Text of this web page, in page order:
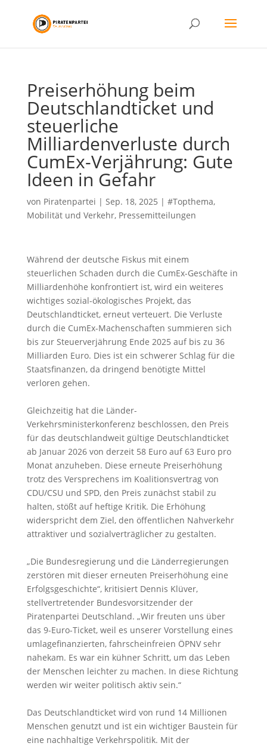
Preiserhöhung beim
Deutschlandticket und
steuerliche
Milliardenverluste durch
CumEx-Verjährung: Gute
Ideen in Gefahr
von Piratenpartei | Sep. 18, 2025 | #Topthema,
Mobilität und Verkehr, Pressemitteilungen
Während der deutsche Fiskus mit einem
steuerlichen Schaden durch die CumEx-Geschäfte in
Milliardenhöhe konfrontiert ist, wird ein weiteres
wichtiges sozial-ökologisches Projekt, das
Deutschlandticket, erneut verteuert. Die Verluste
durch die CumEx-Machenschaften summieren sich
bis zur Steuerverjährung Ende 2025 auf bis zu 36
Milliarden Euro. Dies ist ein schwerer Schlag für die
Staatsfinanzen, da dringend benötigte Mittel
verloren gehen.
Gleichzeitig hat die Länder-
Verkehrsministerkonferenz beschlossen, den Preis
für das deutschlandweit gültige Deutschlandticket
ab Januar 2026 von derzeit 58 Euro auf 63 Euro pro
Monat anzuheben. Diese erneute Preiserhöhung
trotz des Versprechens im Koalitionsvertrag von
CDU/CSU und SPD, den Preis zunächst stabil zu
halten, stößt auf heftige Kritik. Die Erhöhung
widerspricht dem Ziel, den öffentlichen Nahverkehr
attraktiver und sozialverträglicher zu gestalten.
„Die Bundesregierung und die Länderregierungen
zerstören mit dieser erneuten Preiserhöhung eine
Erfolgsgeschichte“, kritisiert Dennis Klüver,
stellvertretender Bundesvorsitzender der
Piratenpartei Deutschland. „Wir freuten uns über
das 9-Euro-Ticket, weil es unserer Vorstellung eines
umlagefinanzierten, fahrscheinfreien ÖPNV sehr
nahekam. Es war ein kühner Schritt, um das Leben
der Menschen leichter zu machen. In diese Richtung
werden wir weiter politisch aktiv sein.“
Das Deutschlandticket wird von rund 14 Millionen
Menschen genutzt und ist ein wichtiger Baustein für
eine nachhaltige Verkehrspolitik. Mit der